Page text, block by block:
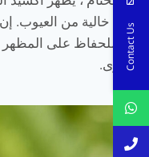
تلميع خالية من العيوب.
عنها للحفاظ على
الأخرى.
Contact Us